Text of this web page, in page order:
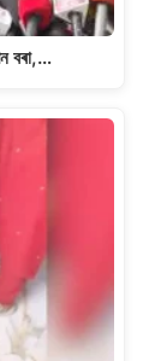
বৰা,…